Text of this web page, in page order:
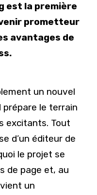
est la première
prometteur
avantages de
un nouvel
prépare le terrain
excitants. Tout
d’un éditeur de
le projet se
de page et, au
un